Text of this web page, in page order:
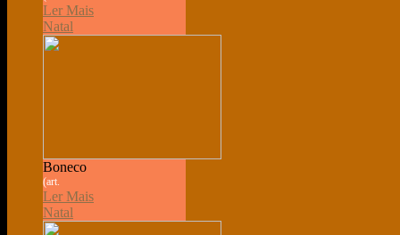
Ler Mais
Natal
Boneco
(art.
Ler Mais
Natal